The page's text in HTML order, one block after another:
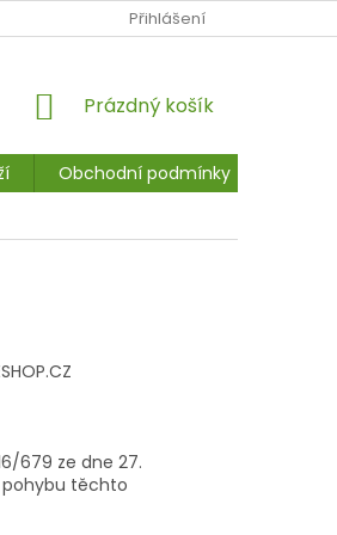
MOJE OBJEDNÁVKA
Přihlášení
NÁKUPNÍ
Prázdný košík
Obchodní podmínky
679 ze dne 27.
pohybu těchto